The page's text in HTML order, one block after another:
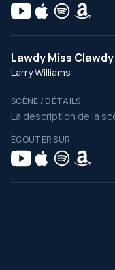
Lawdy Miss Clawdy
Larry Williams
SCÈNE / DÉTAILS
La description de la
ÉCOUTER SUR